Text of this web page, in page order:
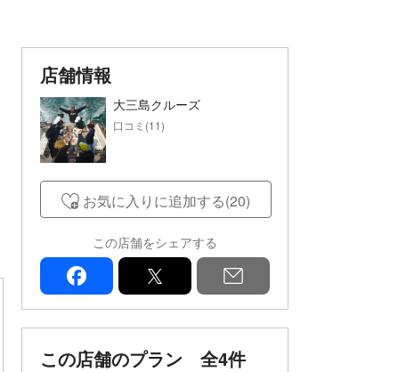
店舗情報
大三島クルーズ
口コミ(11)
お気に入りに追加する(20)
この店舗をシェアする
facebook
この店舗のプラン 全4件